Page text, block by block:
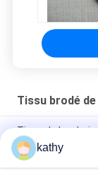
Tissu brodé
Tissu de broderie
fête d'anniversaire
Couleur papillon
kathy